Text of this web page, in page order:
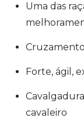
Uma das r
Forte, ágil,
cavaleiro